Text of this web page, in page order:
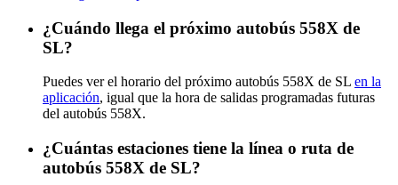
¿Cuándo llega el próximo autobús 558X de
SL?
Puedes ver el horario del próximo autobús 558X de SL en la
aplicación, igual que la hora de salidas programadas futuras
del autobús 558X.
¿Cuántas estaciones tiene la línea o ruta de
autobús 558X de SL?